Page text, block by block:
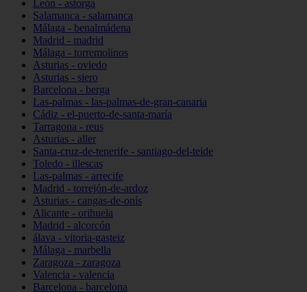
León - astorga
Salamanca - salamanca
Málaga - benalmádena
Madrid - madrid
Málaga - torremolinos
Asturias - oviedo
Asturias - siero
Barcelona - berga
Las-palmas - las-palmas-de-gran-canaria
Cádiz - el-puerto-de-santa-maría
Tarragona - reus
Asturias - aller
Santa-cruz-de-tenerife - santiago-del-teide
Toledo - illescas
Las-palmas - arrecife
Madrid - torrejón-de-ardoz
Asturias - cangas-de-onís
Alicante - orihuela
Madrid - alcorcón
álava - vitoria-gasteiz
Málaga - marbella
Zaragoza - zaragoza
Valencia - valencia
Barcelona - barcelona